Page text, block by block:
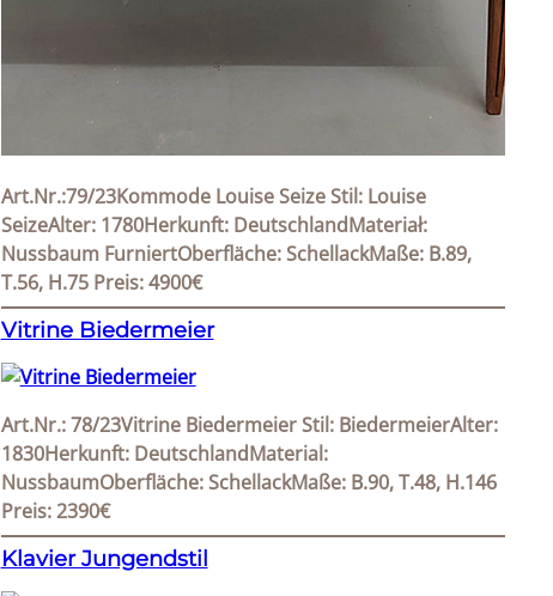
Art.Nr.:79/23Kommode Louise Seize Stil: Louise
SeizeAlter: 1780Herkunft: DeutschlandMateriał:
Nussbaum FurniertOberfläche: SchellackMaße: B.89,
T.56, H.75 Preis: 4900€
Vitrine Biedermeier
Art.Nr.: 78/23Vitrine Biedermeier Stil: BiedermeierAlter:
1830Herkunft: DeutschlandMaterial:
NussbaumOberfläche: SchellackMaße: B.90, T.48, H.146
Preis: 2390€
Klavier Jungendstil